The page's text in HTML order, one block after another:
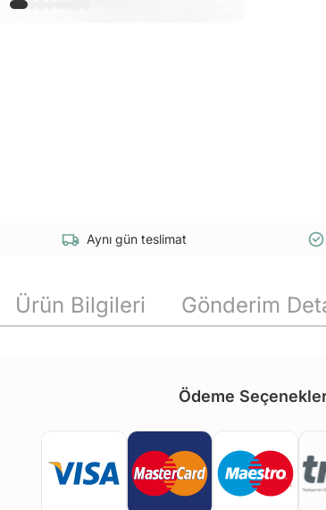
Aynı gün teslimat
Ürün Bilgileri Gönderim
Ödeme